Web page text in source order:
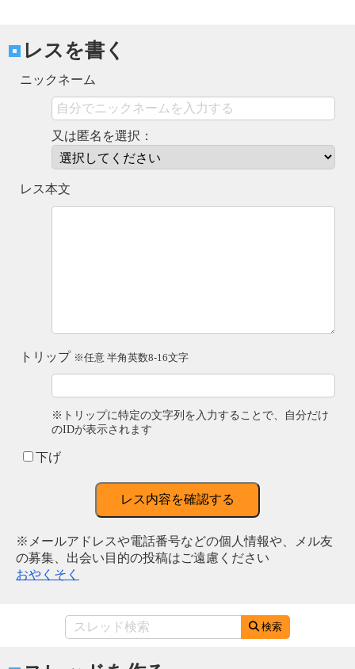
レスを書く
ニックネーム
又は匿名を選択：
レス本文
トリップ ※任意 半角英数8-16文字
※トリップに特定の文字列を入力することで、自分だけ
のIDが表示されます
下げ
レス内容を確認する
※メールアドレスや電話番号などの個人情報や、メル友
の募集、出会い目的の投稿はご遠慮ください
おやくそく
検索